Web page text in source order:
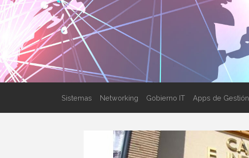
Sistemas Networking Gobierno IT Apps de Gestión